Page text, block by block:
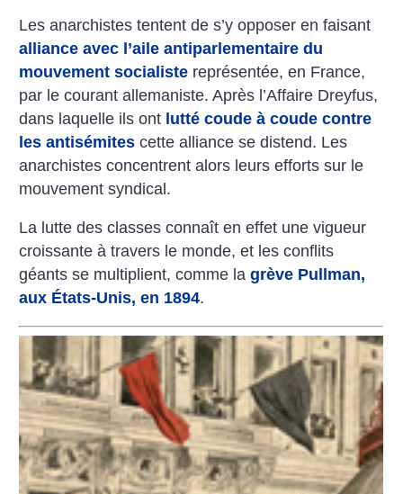
Les anarchistes tentent de s’y opposer en faisant
alliance avec l’aile antiparlementaire du
mouvement socialiste représentée, en France,
par le courant allemaniste. Après l’Affaire Dreyfus,
dans laquelle ils ont lutté coude à coude contre
les antisémites cette alliance se distend. Les
anarchistes concentrent alors leurs efforts sur le
mouvement syndical.
La lutte des classes connaît en effet une vigueur
croissante à travers le monde, et les conflits
géants se multiplient, comme lagrève Pullman,
aux États-Unis, en 1894.